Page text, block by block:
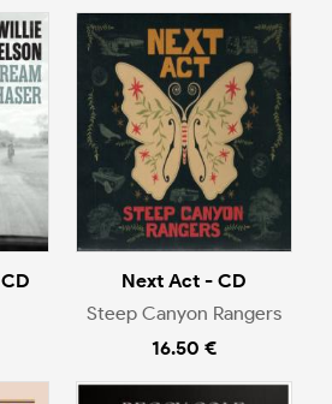
Next Act - CD
Steep Canyon Rangers
16.50 €